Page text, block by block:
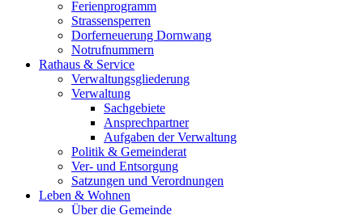
Ferienprogramm
Strassensperren
Dorferneuerung Dornwang
Notrufnummern
Rathaus & Service
Verwaltungsgliederung
Verwaltung
Sachgebiete
Ansprechpartner
Aufgaben der Verwaltung
Politik & Gemeinderat
Ver- und Entsorgung
Satzungen und Verordnungen
Leben & Wohnen
Über die Gemeinde